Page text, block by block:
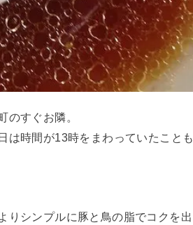
のすぐお隣。
は時間が13時をまわっていたことも
りシンプルに豚と鳥の脂でコクを出